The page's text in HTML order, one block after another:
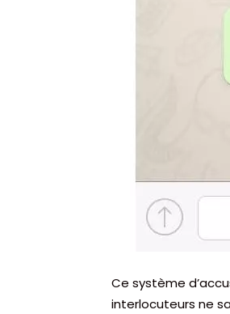
Ce système
interlocuteurs ne